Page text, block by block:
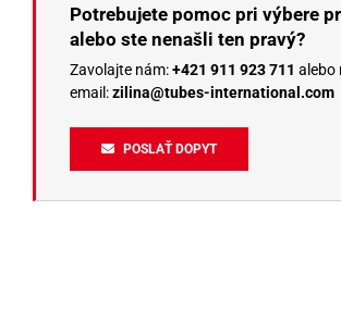
Potrebujete pomoc pri výbere
alebo ste nenašli ten pravý?
Zavolajte nám:+421 911 923 711 alebo
email:zilina@tubes-international.com
POSLAŤ DOPYT